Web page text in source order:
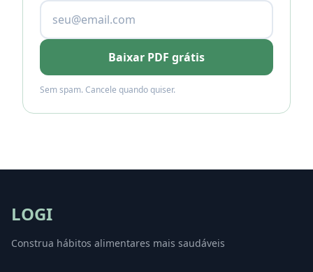
Baixar PDF grátis
Sem spam. Cancele quando quiser.
LOGI
Construa hábitos alimentares mais saudáveis